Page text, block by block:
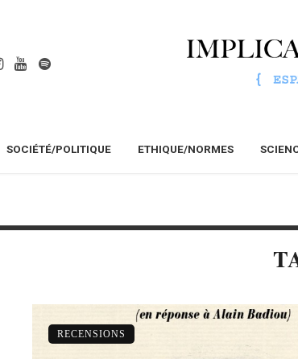
SOCIÉTÉ/POLITIQUE ETHIQUE/NORMES
RECENSIONS